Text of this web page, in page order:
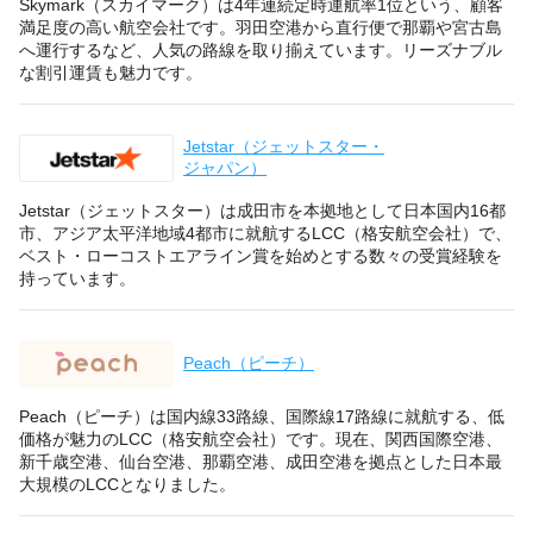
Skymark（スカイマーク）は4年連続定時運航率1位という、顧客
満足度の高い航空会社です。羽田空港から直行便で那覇や宮古島
へ運行するなど、人気の路線を取り揃えています。リーズナブル
な割引運賃も魅力です。
Jetstar（ジェットスター・
ジャパン）
Jetstar（ジェットスター）は成田市を本拠地として日本国内16都
市、アジア太平洋地域4都市に就航するLCC（格安航空会社）で、
ベスト・ローコストエアライン賞を始めとする数々の受賞経験を
持っています。
Peach（ピーチ）
Peach（ピーチ）は国内線33路線、国際線17路線に就航する、低
価格が魅力のLCC（格安航空会社）です。現在、関西国際空港、
新千歳空港、仙台空港、那覇空港、成田空港を拠点とした日本最
大規模のLCCとなりました。